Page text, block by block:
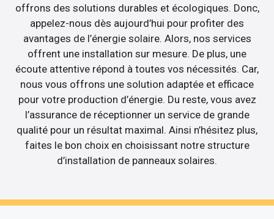
offrons des solutions durables et écologiques. Donc,
appelez-nous dès aujourd’hui pour profiter des
avantages de l’énergie solaire. Alors, nos services
offrent une installation sur mesure. De plus, une
écoute attentive répond à toutes vos nécessités. Car,
nous vous offrons une solution adaptée et efficace
pour votre production d’énergie. Du reste, vous avez
l’assurance de réceptionner un service de grande
qualité pour un résultat maximal. Ainsi n’hésitez plus,
faites le bon choix en choisissant notre structure
d’installation de panneaux solaires.